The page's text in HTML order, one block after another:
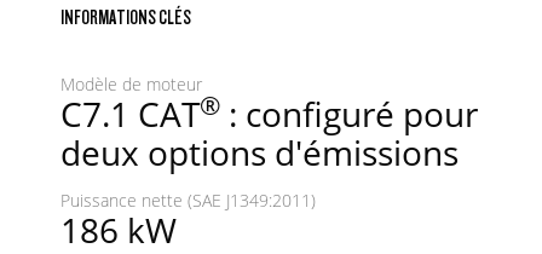
INFORMATIONS CLÉS
Modèle de moteur
C7.1 CAT® : configuré pour
deux options d'émissions
Puissance nette (SAE J1349:2011)
186 kW